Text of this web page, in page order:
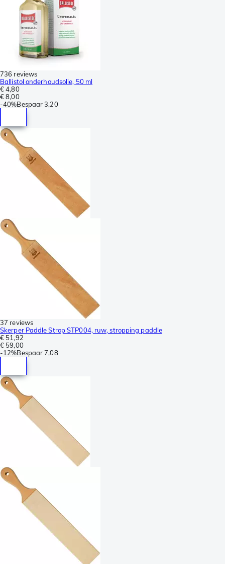
736 reviews
Ballistol onderhoudsolie, 50 ml
€ 4,80
€ 8,00
-40%Bespaar 3,20
37 reviews
Skerper Paddle Strop STP004, ruw, stropping paddle
€ 51,92
€ 59,00
-12%Bespaar 7,08